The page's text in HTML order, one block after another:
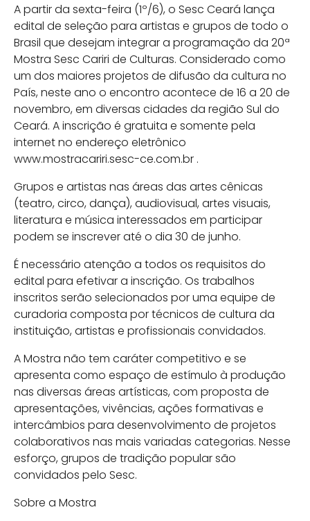
A partir da sexta-feira (1º/6), o Sesc Ceará lança
edital de seleção para artistas e grupos de todo o
Brasil que desejam integrar a programação da 20ª
Mostra Sesc Cariri de Culturas. Considerado como
um dos maiores projetos de difusão da cultura no
País, neste ano o encontro acontece de 16 a 20 de
novembro, em diversas cidades da região Sul do
Ceará. A inscrição é gratuita e somente pela
internet no endereço eletrônico
www.mostracariri.sesc-ce.com.br .
Grupos e artistas nas áreas das artes cênicas
(teatro, circo, dança), audiovisual, artes visuais,
literatura e música interessados em participar
podem se inscrever até o dia 30 de junho.
É necessário atenção a todos os requisitos do
edital para efetivar a inscrição. Os trabalhos
inscritos serão selecionados por uma equipe de
curadoria composta por técnicos de cultura da
instituição, artistas e profissionais convidados.
A Mostra não tem caráter competitivo e se
apresenta como espaço de estímulo à produção
nas diversas áreas artísticas, com proposta de
apresentações, vivências, ações formativas e
intercâmbios para desenvolvimento de projetos
colaborativos nas mais variadas categorias. Nesse
esforço, grupos de tradição popular são
convidados pelo Sesc.
Sobre a Mostra